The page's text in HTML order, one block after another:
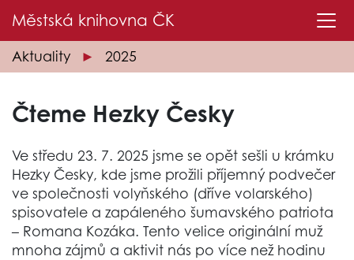
Městská knihovna ČK
Aktuality 2025
Čteme Hezky Česky
Ve středu 23. 7. 2025 jsme se opět sešli u krámku
Hezky Česky, kde jsme prožili příjemný podvečer
ve společnosti volyňského (dříve volarského)
spisovatele a zapáleného šumavského patriota
– Romana Kozáka. Tento velice originální muž
mnoha zájmů a aktivit nás po více než hodinu